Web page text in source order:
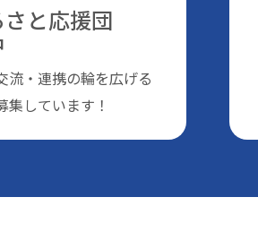
と応援団
流・連携の輪を広げる
集しています！